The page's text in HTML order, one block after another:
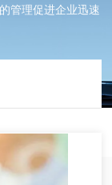
管理促进企业迅速